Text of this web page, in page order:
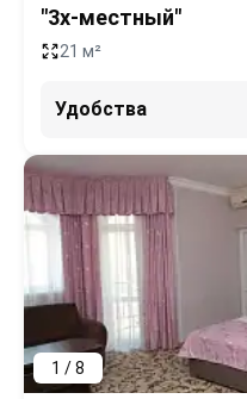
"3х-местный"
21 м²
Удобства
1 / 8